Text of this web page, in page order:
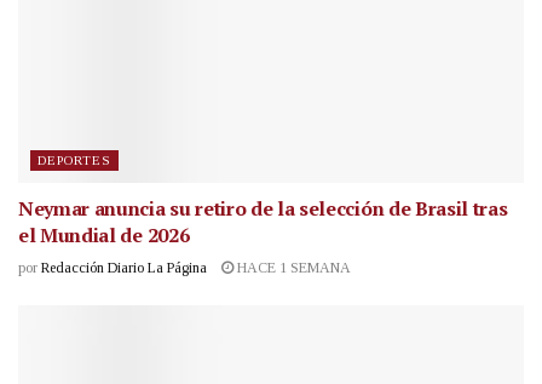
DEPORTES
Neymar anuncia su retiro de la selección de Brasil tras
el Mundial de 2026
por Redacción Diario La Página HACE 1 SEMANA